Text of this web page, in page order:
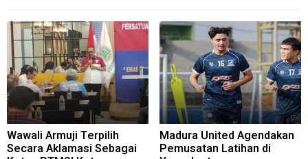
Wawali Armuji Terpilih
Secara Aklamasi Sebagai
Madura United Agendakan
Pemusatan Latihan di